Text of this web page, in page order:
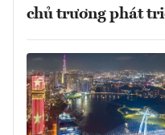
chủ trương phát